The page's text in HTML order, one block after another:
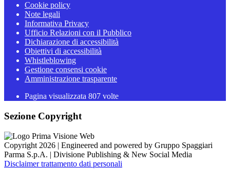
Cookie policy
Note legali
Informativa Privacy
Ufficio Relazioni con il Pubblico
Dichiarazione di accessibilità
Obiettivi di accessibilità
Whistleblowing
Gestione consensi cookie
Amministrazione trasparente
Pagina visualizzata 807 volte
Sezione Copyright
Copyright 2026 | Engineered and powered by Gruppo Spaggiari
Parma S.p.A. | Divisione Publishing & New Social Media
Disclaimer trattamento dati personali